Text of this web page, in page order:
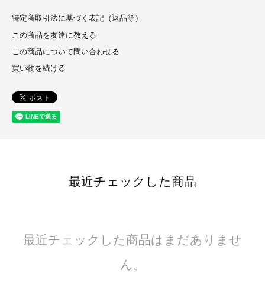
特定商取引法に基づく表記（返品等）
この商品を友達に教える
この商品について問い合わせる
買い物を続ける
最近チェックした商品
最近チェックした商品はまだありませ
ん。